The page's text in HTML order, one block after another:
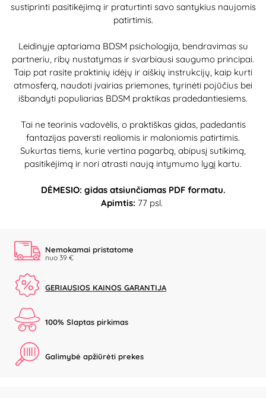
sustiprinti pasitikėjimą ir praturtinti savo santykius naujomis
patirtimis.
Leidinyje aptariama BDSM psichologija, bendravimas su
partneriu, ribų nustatymas ir svarbiausi saugumo principai.
Taip pat rasite praktinių idėjų ir aiškių instrukcijų, kaip kurti
atmosferą, naudoti įvairias priemones, tyrinėti pojūčius bei
išbandyti populiarias BDSM praktikas pradedantiesiems.
Tai ne teorinis vadovėlis, o praktiškas gidas, padedantis
fantazijas paversti realiomis ir maloniomis patirtimis.
Sukurtas tiems, kurie vertina pagarbą, abipusį sutikimą,
pasitikėjimą ir nori atrasti naują intymumo lygį kartu.
DĖMESIO: gidas atsiunčiamas PDF formatu.
Apimtis: 77 psl.
Nemokamai pristatome
nuo 39 €
GERIAUSIOS KAINOS GARANTIJA
100% Slaptas pirkimas
Galimybė apžiūrėti prekes